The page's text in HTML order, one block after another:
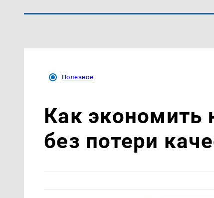
Полезное
Как экономить
без потери